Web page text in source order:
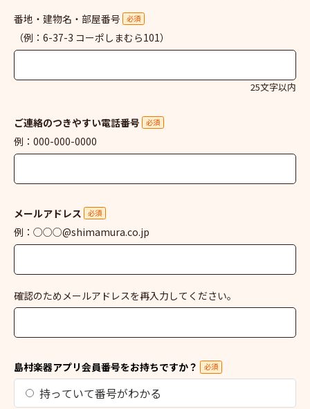
番地・建物名・部屋番号 必須
（例：6-37-3 コーポしまむら101）
25文字以内
ご連絡のつきやすい電話番号 必須
例：000-000-0000
メールアドレス 必須
例：○○○@shimamura.co.jp
確認のためメールアドレスを再入力してください。
島村楽器アプリ会員番号をお持ちですか？ 必須
持っていて番号がわかる